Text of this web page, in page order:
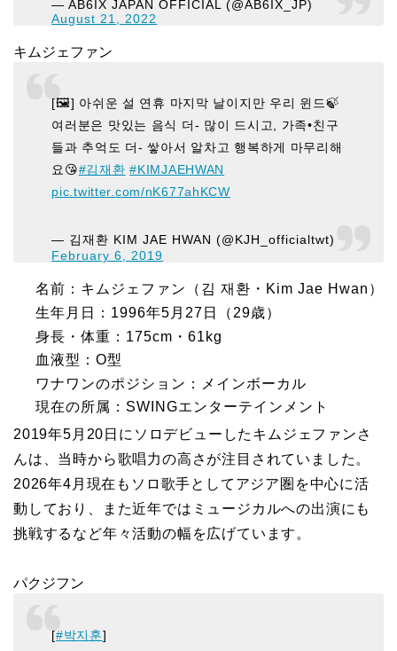
— AB6IX JAPAN OFFICIAL (@AB6IX_JP)
August 21, 2022
キムジェファン
[🖼] 아쉬운 설 연휴 마지막 날이지만 우리 윈드🍃
여러분은 맛있는 음식 더- 많이 드시고, 가족•친구
들과 추억도 더- 쌓아서 알차고 행복하게 마무리해
요😘#김재환 #KIMJAEHWAN
pic.twitter.com/nK677ahKCW
— 김재환 KIM JAE HWAN (@KJH_officialtwt)
February 6, 2019
名前：キムジェファン（김 재환・Kim Jae Hwan）
生年月日：1996年5月27日（29歳）
身長・体重：175cm・61kg
血液型：O型
ワナワンのポジション：メインボーカル
現在の所属：SWINGエンターテインメント
2019年5月20日にソロデビューしたキムジェファンさ
んは、当時から歌唱力の高さが注目されていました。
2026年4月現在もソロ歌手としてアジア圏を中心に活
動しており、また近年ではミュージカルへの出演にも
挑戦するなど年々活動の幅を広げています。
パクジフン
[#박지훈]